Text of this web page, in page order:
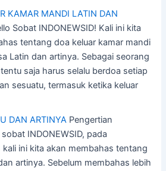
KAMAR MANDI LATIN DAN
Sobat INDONEWSID! Kali ini kita
tentang doa keluar kamar mandi
Latin dan artinya. Sebagai seorang
saja harus selalu berdoa setiap
sesuatu, termasuk ketika keluar
DAN ARTINYA Pengertian
INDONEWSID, pada
kali ini kita akan membahas tentang
artinya. Sebelum membahas lebih